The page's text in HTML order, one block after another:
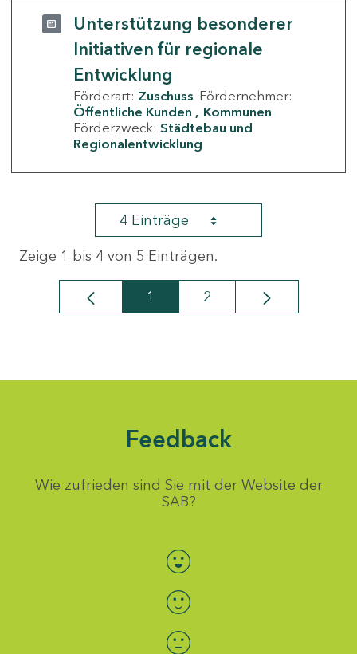
Unterstützung besonderer
Initiativen für regionale
Entwicklung
Förderart: Zuschuss Fördernehmer:
Öffentliche Kunden
Kommunen
Förderzweck: Städtebau und
Regionalentwicklung
4 Einträge
Zeige 1 bis 4 von 5 Einträgen.
Seite
1 Seite
2
Feedback
Wie zufrieden sind Sie mit der Website der
SAB?
Bewertung auswählen